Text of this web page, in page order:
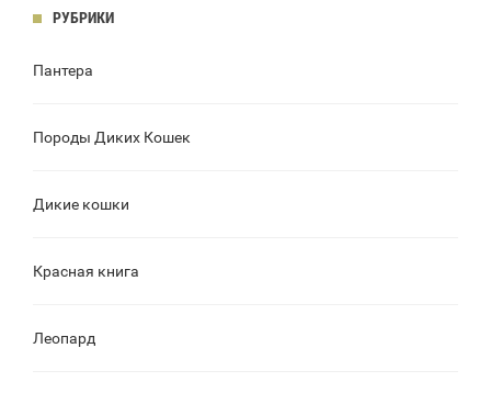
РУБРИКИ
Пантера
Породы Диких Кошек
Дикие кошки
Красная книга
Леопард